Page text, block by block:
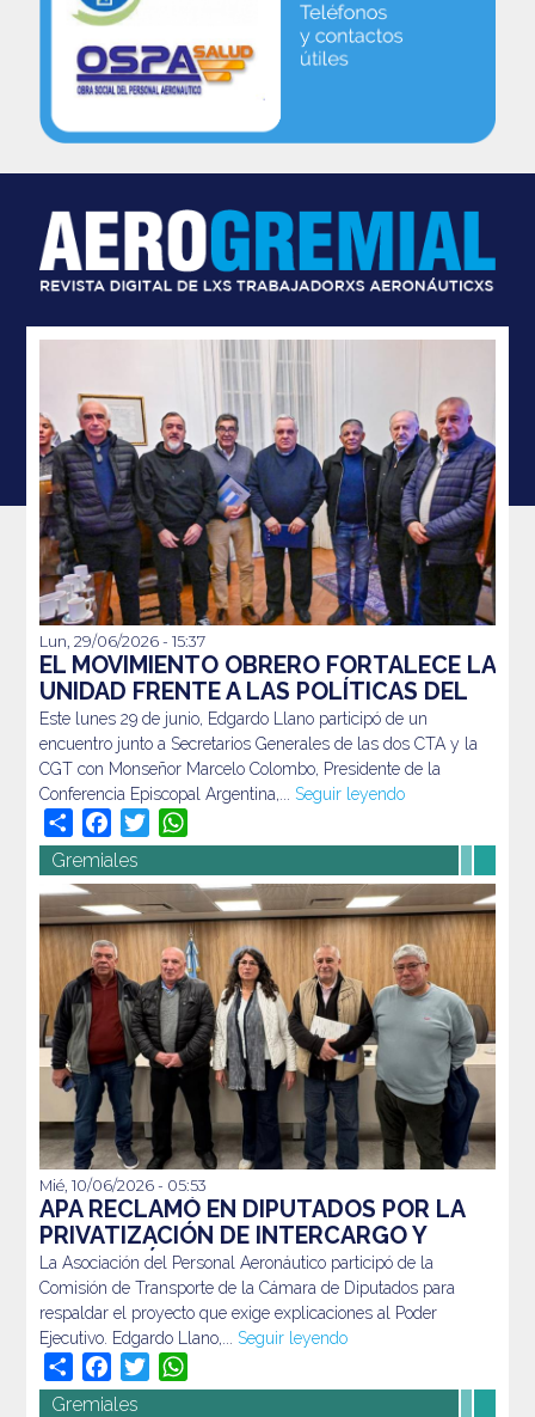
Este lunes 29 de junio, Edgardo Llano participó de un
encuentro junto a Secretarios Generales de las dos CTA y
la CGT con Monseñor Marcelo Colombo, Presidente de la
Conferencia Episcopal Argentina,...Seguir leyendo
Lun, 29/06/2026 - 15:37
EL MOVIMIENTO OBRERO FORTALECE LA
UNIDAD FRENTE A LAS POLÍTICAS DEL
GOBIERNO
Este lunes 29 de junio, Edgardo Llano participó de un
encuentro junto a Secretarios Generales de las dos CTA y la
CGT con Monseñor Marcelo Colombo, Presidente de la
Conferencia Episcopal Argentina,... Seguir leyendo
Share Facebook
Twitter
Gremiales
La Asociación del Personal Aeronáutico participó de la
Comisión de Transporte de la Cámara de Diputados para
respaldar el proyecto que exige explicaciones al Poder
Ejecutivo. Edgardo Llano,...Seguir leyendo
Mié, 10/06/2026 - 05:53
APA RECLAMÓ EN DIPUTADOS POR LA
PRIVATIZACIÓN DE INTERCARGO Y
DENUNCIÓ IRREGULARIDADES EN EL
PROCESO
La Asociación del Personal Aeronáutico participó de la
Comisión de Transporte de la Cámara de Diputados para
respaldar el proyecto que exige explicaciones al Poder
Ejecutivo. Edgardo Llano,... Seguir leyendo
Share Facebook
Twitter
Gremiales